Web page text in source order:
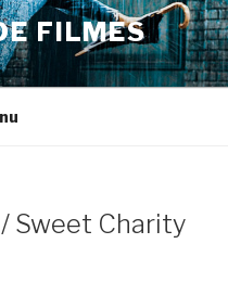
FILMES
Sweet Charity